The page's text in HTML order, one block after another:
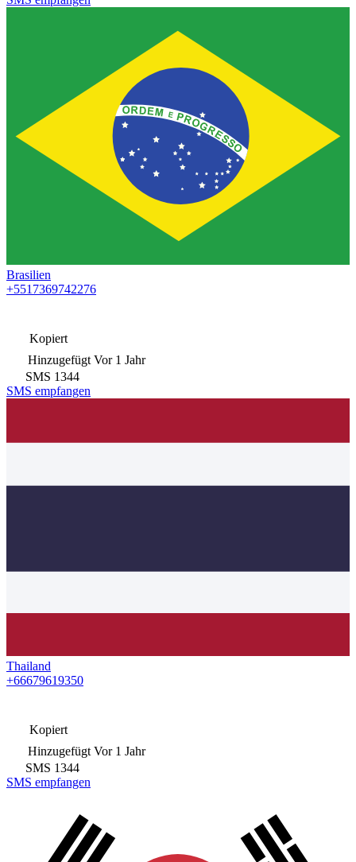
Brasilien
+5517369742276
Kopiert
Hinzugefügt Vor 1 Jahr
SMS 1344
SMS empfangen
Thailand
+66679619350
Kopiert
Hinzugefügt Vor 1 Jahr
SMS 1344
SMS empfangen